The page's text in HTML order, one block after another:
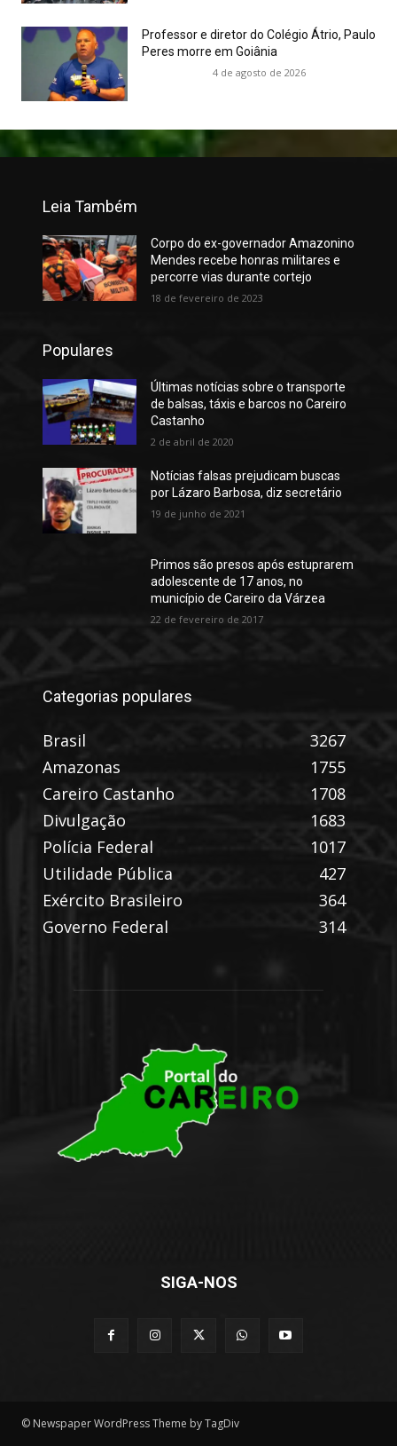
Professor e diretor do Colégio Átrio, Paulo
Peres morre em Goiânia
4 de agosto de 2026
Leia Também
Corpo do ex-governador Amazonino
Mendes recebe honras militares e
percorre vias durante cortejo
18 de fevereiro de 2023
Populares
Últimas notícias sobre o transporte
de balsas, táxis e barcos no Careiro
Castanho
2 de abril de 2020
Notícias falsas prejudicam buscas
por Lázaro Barbosa, diz secretário
19 de junho de 2021
Primos são presos após estuprarem
adolescente de 17 anos, no
município de Careiro da Várzea
22 de fevereiro de 2017
Categorias populares
Brasil
3267
Amazonas
1755
Careiro Castanho
1708
Divulgação
1683
Polícia Federal
1017
Utilidade Pública
427
Exército Brasileiro
364
Governo Federal
314
SIGA-NOS
© Newspaper WordPress Theme by TagDiv